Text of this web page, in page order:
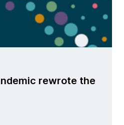
rewrote the